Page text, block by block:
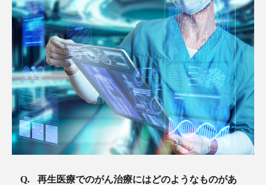
再生医療でのがん治療にはどのようなものがあ